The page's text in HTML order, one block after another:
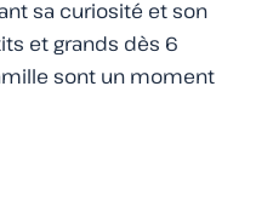
sa curiosité et son
et grands dès 6
sont un moment